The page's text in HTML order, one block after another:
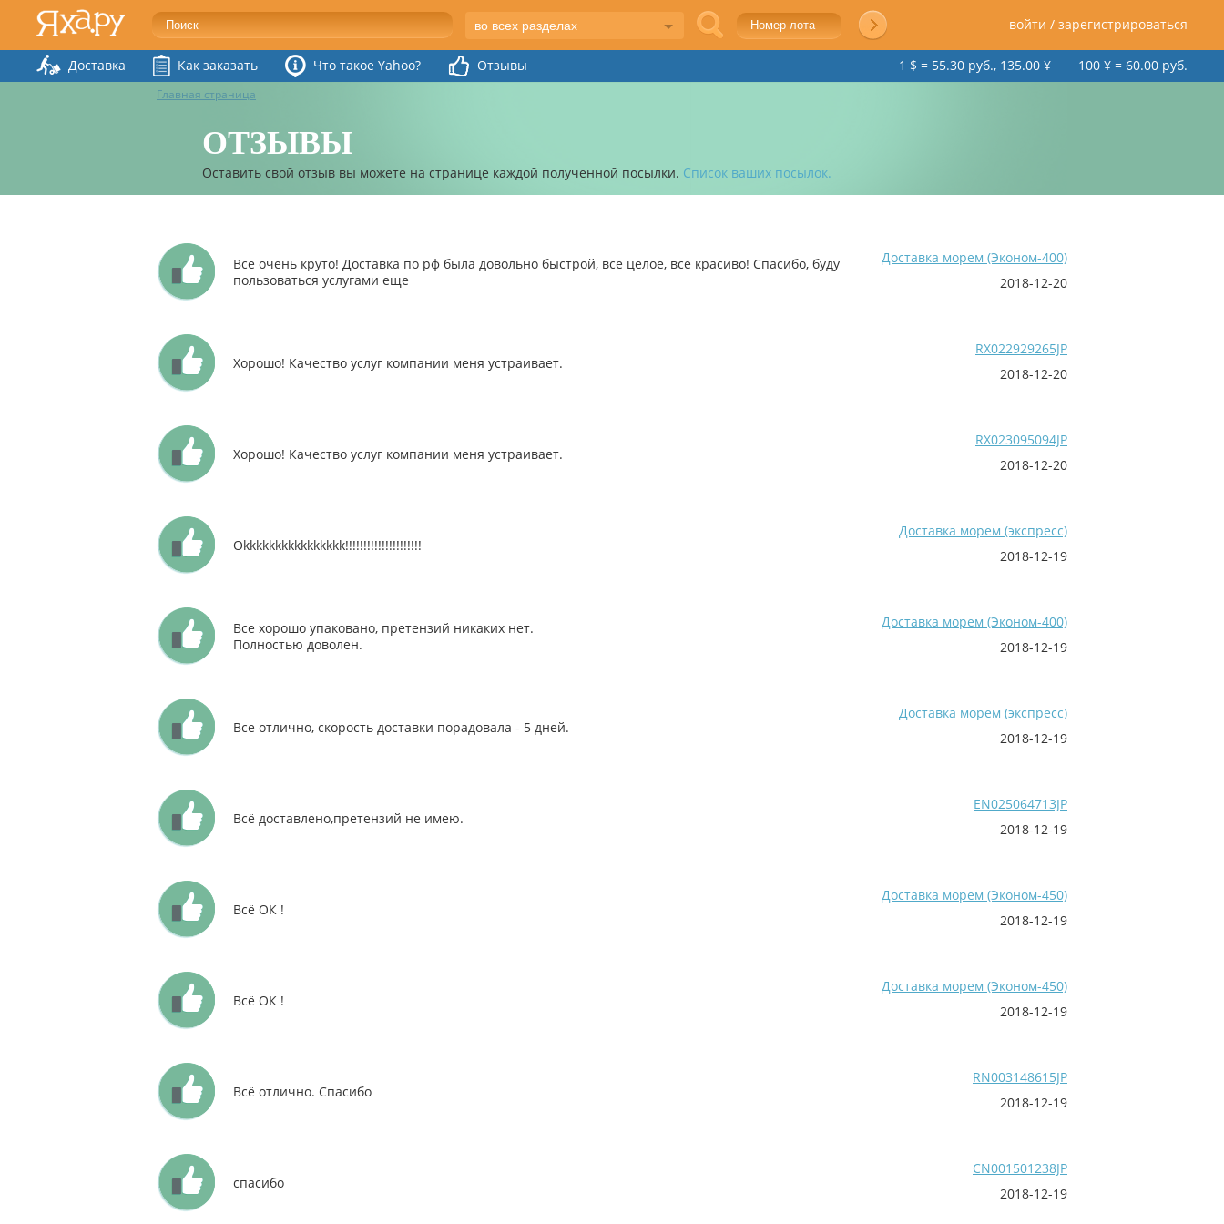
во всех разделах войти / зарегистрироваться
Доставка Как заказать Что такое Yahoo? Отзывы 100 ¥ = 60.00 руб.
1 $ = 55.30 руб., 135.00 ¥
Главная страница
ОТЗЫВЫ
Оставить свой отзыв вы можете на странице каждой полученной посылки. Список ваших посылок.
Доставка морем (Эконом-400)
2018-12-20
Все очень круто! Доставка по рф была довольно быстрой, все целое, все красиво! Спасибо, буду
пользоваться услугами еще
RX022929265JP
2018-12-20
Хорошо! Качество услуг компании меня устраивает.
RX023095094JP
2018-12-20
Хорошо! Качество услуг компании меня устраивает.
Доставка морем (экспресс)
2018-12-19
Okkkkkkkkkkkkkkkk!!!!!!!!!!!!!!!!!!!!!
Доставка морем (Эконом-400)
2018-12-19
Все хорошо упаковано, претензий никаких нет.
Полностью доволен.
Доставка морем (экспресс)
2018-12-19
Все отлично, скорость доставки порадовала - 5 дней.
EN025064713JP
2018-12-19
Всё доставлено,претензий не имею.
Доставка морем (Эконом-450)
2018-12-19
Всё ОК !
Доставка морем (Эконом-450)
2018-12-19
Всё ОК !
RN003148615JP
2018-12-19
Всё отлично. Спасибо
CN001501238JP
2018-12-19
спасибо